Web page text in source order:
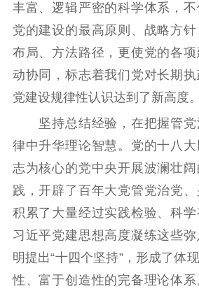
丰富、逻辑严密的科学体系，
党的建设的最高原则、战略方
布局、方法路径，更使党的各
动协同，标志着我们党对长期
党建设规律性认识达到了新高度。
坚持总结经验，在把握管党
律中升华理论智慧。党的十八
志为核心的党中央开展波澜壮
践，开辟了百年大党管党治党、
积累了大量经过实践检验、科学
习近平党建思想高度凝练这些
明提出“十四个坚持”，形成了体
性、富于创造性的完备理论体